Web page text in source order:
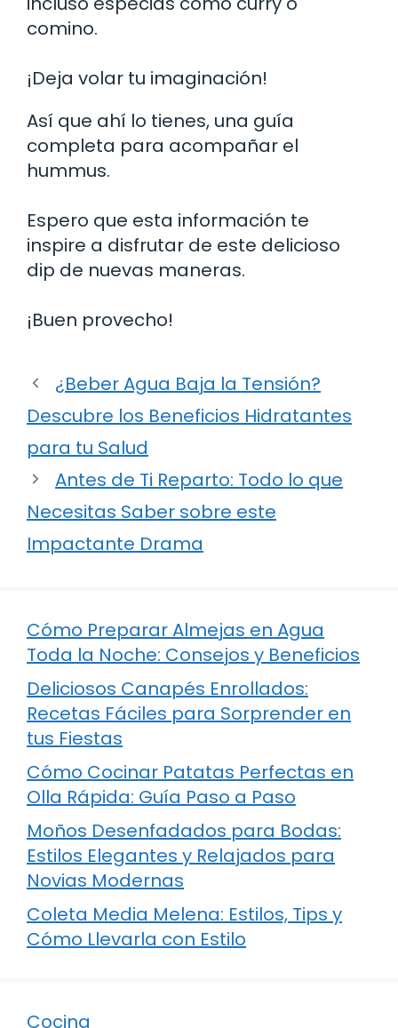
comino.
¡Deja volar tu imaginación!
Así que ahí lo tienes, una guía
completa para acompañar el
hummus.
Espero que esta información te
inspire a disfrutar de este delicioso
dip de nuevas maneras.
¡Buen provecho!
¿Beber Agua Baja la Tensión?
Descubre los Beneficios Hidratantes
para tu Salud
Antes de Ti Reparto: Todo lo que
Necesitas Saber sobre este
Impactante Drama
Cómo Preparar Almejas en Agua
Toda la Noche: Consejos y Beneficios
Deliciosos Canapés Enrollados:
Recetas Fáciles para Sorprender en
tus Fiestas
Cómo Cocinar Patatas Perfectas en
Olla Rápida: Guía Paso a Paso
Moños Desenfadados para Bodas:
Estilos Elegantes y Relajados para
Novias Modernas
Coleta Media Melena: Estilos, Tips y
Cómo Llevarla con Estilo
Cocina